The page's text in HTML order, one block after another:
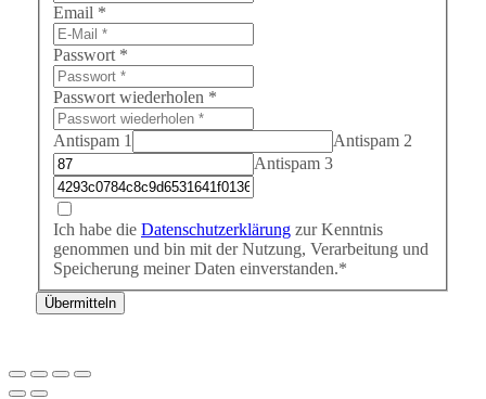
Email *
Passwort *
Passwort wiederholen *
Antispam 1
Antispam 2
Antispam 3
Ich habe die Datenschutzerklärung zur Kenntnis
genommen und bin mit der Nutzung, Verarbeitung und
Speicherung meiner Daten einverstanden.*
Übermitteln